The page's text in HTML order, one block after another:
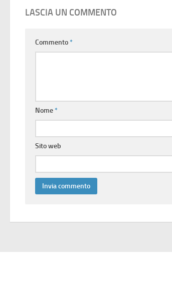
LASCIA UN COMMENTO
Commento*
Nome*
Sito web